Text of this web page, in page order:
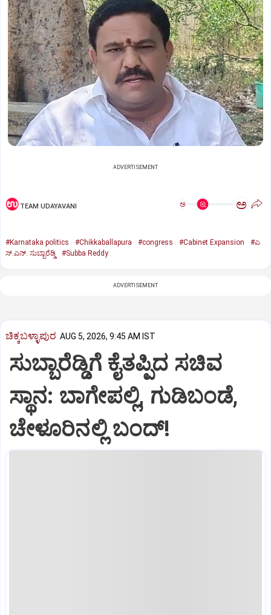
ADVERTISEMENT
TEAM UDAYAVANI ಅ ಅ
#Karnataka politics #Chikkaballapura #congress #Cabinet Expansion
#ಎ
ಸ್.ಎನ್. ಸುಬ್ಬಾರೆಡ್ಡಿ
#Subba Reddy
ADVERTISEMENT
ಚಿಕ್ಕಬಳ್ಳಾಪುರ AUG 5, 2026, 9:45 AM IST
ಸುಬ್ಬಾರೆಡ್ಡಿಗೆ ಕೈತಪ್ಪಿದ ಸಚಿವ
ಸ್ಥಾನ: ಬಾಗೇಪಲ್ಲಿ, ಗುಡಿಬಂಡೆ,
ಚೇಳೂರಿನಲ್ಲಿ ಬಂದ್!